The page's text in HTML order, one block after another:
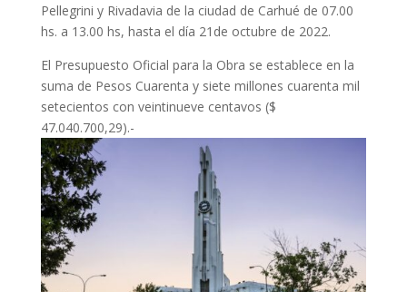
Pellegrini y Rivadavia de la ciudad de Carhué de 07.00
hs. a 13.00 hs, hasta el día 21de octubre de 2022.
El Presupuesto Oficial para la Obra se establece en la
suma de Pesos Cuarenta y siete millones cuarenta mil
setecientos con veintinueve centavos ($
47.040.700,29).-